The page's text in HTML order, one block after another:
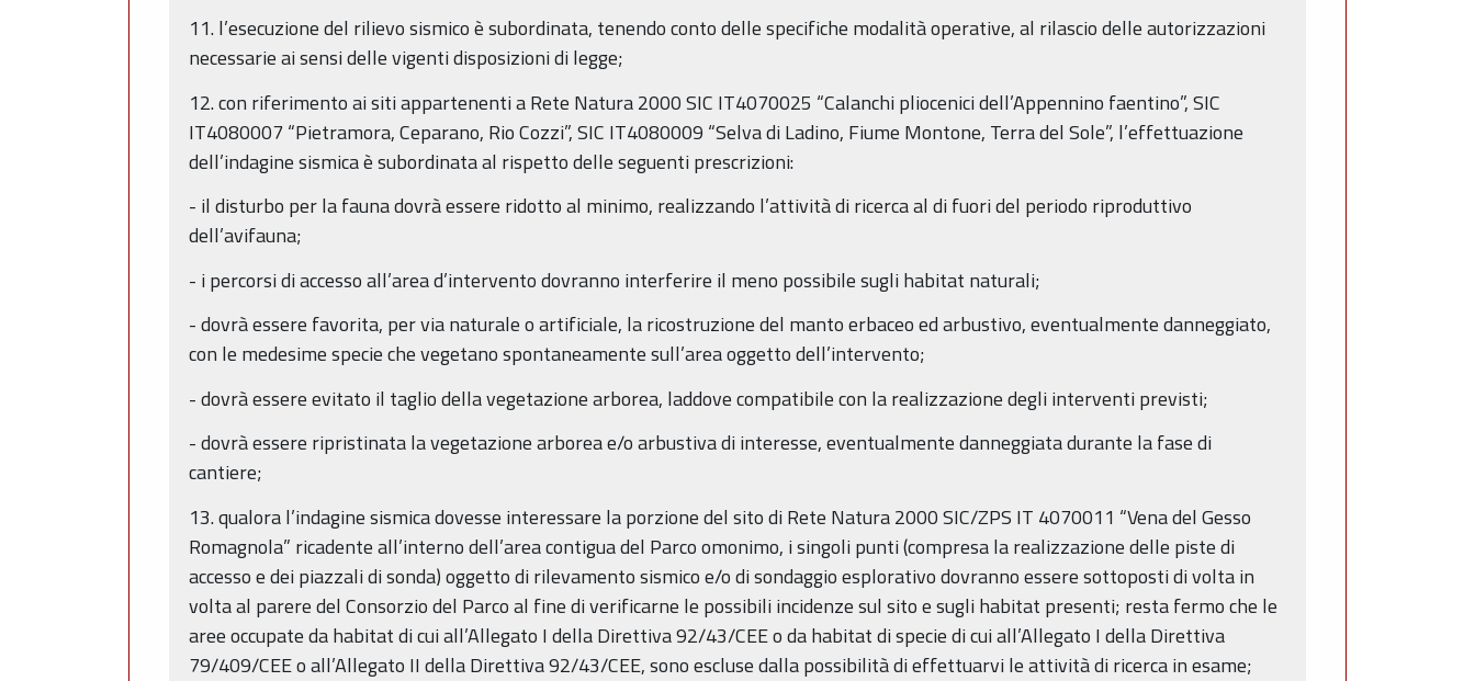
11. l’esecuzione del rilievo sismico è subordinata, tenendo conto delle specifiche modalità operative, al rilascio delle autorizzazioni
necessarie ai sensi delle vigenti disposizioni di legge;
12. con riferimento ai siti appartenenti a Rete Natura 2000 SIC IT4070025 “Calanchi pliocenici dell’Appennino faentino”, SIC
IT4080007 “Pietramora, Ceparano, Rio Cozzi”, SIC IT4080009 “Selva di Ladino, Fiume Montone, Terra del Sole”, l’effettuazione
dell’indagine sismica è subordinata al rispetto delle seguenti prescrizioni:
- il disturbo per la fauna dovrà essere ridotto al minimo, realizzando l’attività di ricerca al di fuori del periodo riproduttivo
dell’avifauna;
- i percorsi di accesso all’area d’intervento dovranno interferire il meno possibile sugli habitat naturali;
- dovrà essere favorita, per via naturale o artificiale, la ricostruzione del manto erbaceo ed arbustivo, eventualmente danneggiato,
con le medesime specie che vegetano spontaneamente sull’area oggetto dell’intervento;
- dovrà essere evitato il taglio della vegetazione arborea, laddove compatibile con la realizzazione degli interventi previsti;
- dovrà essere ripristinata la vegetazione arborea e/o arbustiva di interesse, eventualmente danneggiata durante la fase di
cantiere;
13. qualora l’indagine sismica dovesse interessare la porzione del sito di Rete Natura 2000 SIC/ZPS IT 4070011 “Vena del Gesso
Romagnola” ricadente all’interno dell’area contigua del Parco omonimo, i singoli punti (compresa la realizzazione delle piste di
accesso e dei piazzali di sonda) oggetto di rilevamento sismico e/o di sondaggio esplorativo dovranno essere sottoposti di volta in
volta al parere del Consorzio del Parco al fine di verificarne le possibili incidenze sul sito e sugli habitat presenti; resta fermo che le
aree occupate da habitat di cui all’Allegato I della Direttiva 92/43/CEE o da habitat di specie di cui all’Allegato I della Direttiva
79/409/CEE o all’Allegato II della Direttiva 92/43/CEE, sono escluse dalla possibilità di effettuarvi le attività di ricerca in esame;